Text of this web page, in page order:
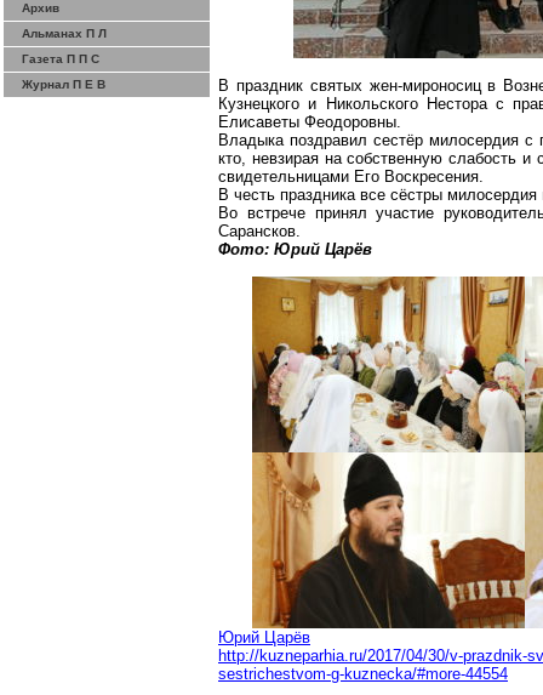
Архив
Альманах П Л
Газета П П С
Журнал П Е В
В праздник святых жен-мироносиц в
Кузнецкого и Никольского Нестора с
Елисаветы Феодоровны.
Владыка поздравил сестёр милосердия
кто, невзирая на собственную слабость
свидетельницами Его Воскресения.
В честь праздника все сёстры
Во встрече принял участие
Сарансков.
Фото: Юрий Царёв
Юрий Царёв
http://kuzneparhia.ru/2017/04/30/v-prazdnik-
sestrichestvom-g-kuznecka/#more-44554